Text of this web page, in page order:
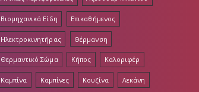
Βιομηχανικά Είδη Επικαθήμενος
Ηλεκτροκινητήρας Θέρμανση
Θερμαντικό Σώμα Κήπος Καλοριφέρ
Καμπίνα Καμπίνες Κουζίνα Λεκάνη